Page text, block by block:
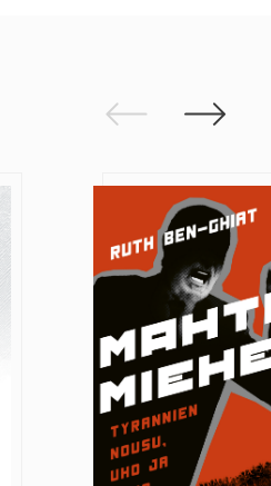
EdellinenSeuraava
Mahtimiehet